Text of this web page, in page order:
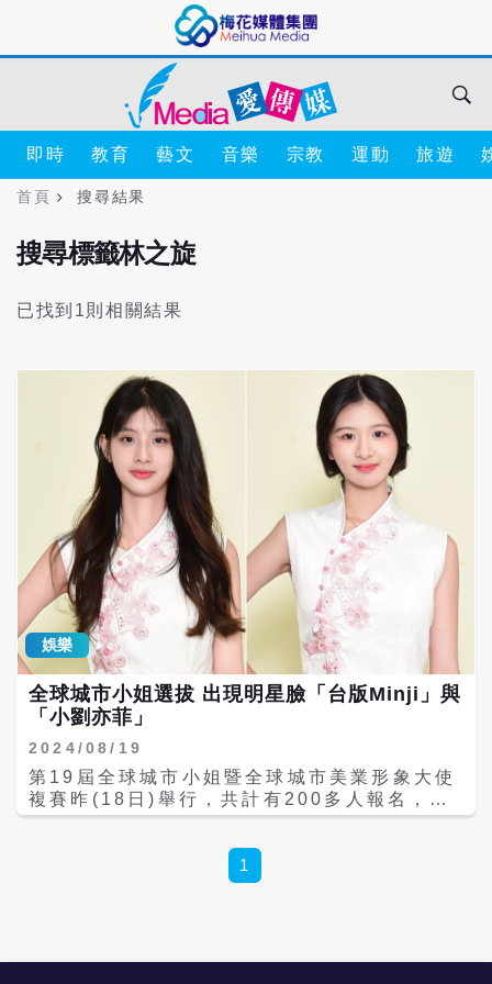
即時 教育 藝文 音樂 宗教 運動 旅遊
首頁 搜尋結果
搜尋標籤林之旋
已找到1則相關結果
娛樂
全球城市小姐選拔 出現明星臉「台版Minji」與
「小劉亦菲」
2024/08/19
第19屆全球城市小姐暨全球城市美業形象大使
複賽昨(18日)舉行，共計有200多人報名，歷
經初選、複賽，總決賽剩38位佳麗角逐，出現
行。活動創辦人張如君表示，為了替明年選拔
活動滿20周年暖身，今年活動規模更勝以往，
1